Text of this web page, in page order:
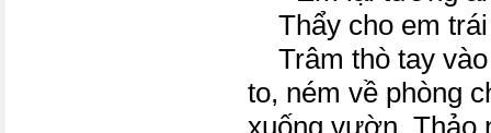
Thẩy cho em
Trâm thò tay
to, ném về phòng
xuống vườn. Thảo